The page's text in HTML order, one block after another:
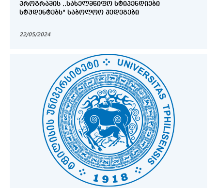
ᲞᲠᲝᲒᲠᲐᲛᲘᲡ ,,ᲡᲐᲮᲔᲚᲛᲬᲘᲤᲝ ᲡᲢᲘᲞᲔᲜᲓᲘᲔᲑᲘ
ᲡᲢᲣᲓᲔᲜᲢᲔᲑᲡ" ᲡᲐᲑᲝᲚᲝᲝ ᲨᲔᲓᲔᲒᲔᲑᲘ
22/05/2024